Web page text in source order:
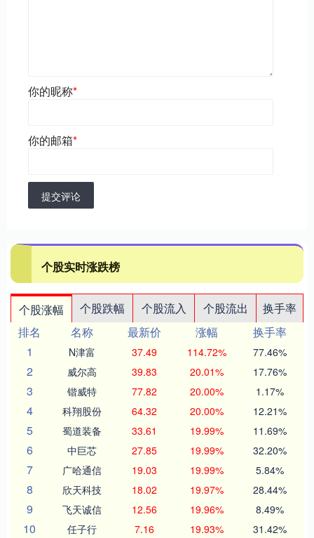
你的昵称*
你的邮箱*
提交评论
个股实时涨跌榜
个股涨幅 个股跌幅 个股流入 个股流出
换手率
排名
名称 最新价 涨幅
换手率
1
N津富 37.49 114.72% 77.46%
2 威尔高 39.83 20.01% 17.76%
3 锴威特 77.82 20.00% 1.17%
4 科翔股份 64.32 20.00% 12.21%
5 蜀道装备 33.61 19.99% 11.69%
6 中巨芯 27.85 19.99% 32.20%
7 广哈通信 19.03 19.99% 5.84%
8 欣天科技 18.02 19.97% 28.44%
9 飞天诚信 12.56 19.96% 8.49%
10 任子行 7.16 19.93% 31.42%